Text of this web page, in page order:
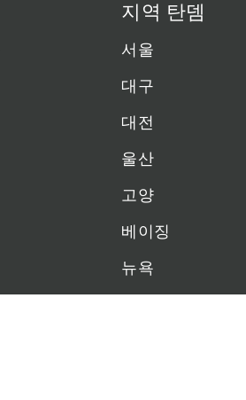
지역 탄뎀
서울
대구
대전
울산
고양
베이징
뉴욕